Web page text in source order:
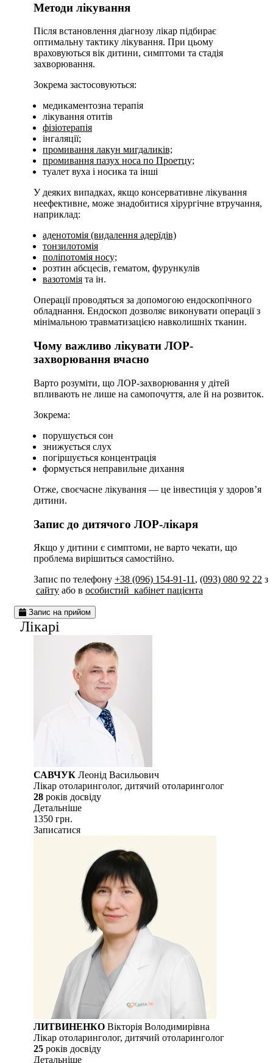
Методи лікування
Після встановлення діагнозу лікар підбирає
оптимальну тактику лікування. При цьому
враховуються вік дитини, симптоми та стадія
захворювання.
Зокрема застосовуються:
медикаментозна терапія
лікування отитів
фізіотерапія
інга­ляції;
про­ми­ван­ня ла­кун ми­гда­ликів;
про­ми­ван­ня па­зух но­са по Про­ет­цу;
туа­лет вуха і но­си­ка та інші
У деяких випадках, якщо консервативне лікування
неефективне, може знадобитися хірургічне втручання,
наприклад:
аденотомія (видалення адерїдів)
тонзилотомія
поліпотомія носу;
розтин абсцесів, гематом, фурункулів
вазотомія та ін.
Операції проводяться за допомогою ендоскопічного
обладнання. Ендоскоп дозволяє виконувати операції з
мінімальною травматизацією навколишніх тканин.
Чому важливо лікувати ЛОР-
захворювання вчасно
Варто розуміти, що ЛОР-захворювання у дітей
впливають не лише на самопочуття, але й на розвиток.
Зокрема:
порушується сон
знижується слух
погіршується концентрація
формується неправильне дихання
Отже, своєчасне лікування — це інвестиція у здоров’я
дитини.
Запис до дитячого ЛОР-лікаря
Якщо у дитини є симптоми, не варто чекати, що
проблема вирішиться самостійно.
Запис по телефону +38 (096) 154-91-11 , (093) 080 92 22 з
сайту або в особистий кабінет пацієнта
Запис на прийом
Лiкарi
САВЧУК Леонід Васильович
Лікар отоларинголог, дитячий отоларинголог
28 рокiв досвiду
Детальнiше
1350 грн.
Записатися
ЛИТВИНЕНКО Вікторія Володимирівна
Лікар отоларинголог, дитячий отоларинголог
25 рокiв досвiду
Детальнiше